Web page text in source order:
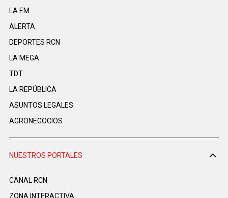
LA F.M.
ALERTA
DEPORTES RCN
LA MEGA
TDT
LA REPÚBLICA
ASUNTOS LEGALES
AGRONEGOCIOS
NUESTROS PORTALES
CANAL RCN
ZONA INTERACTIVA